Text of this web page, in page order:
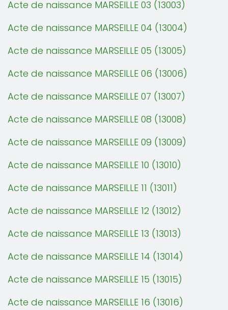
Acte de naissance MARSEILLE 03 (13003)
Acte de naissance MARSEILLE 04 (13004)
Acte de naissance MARSEILLE 05 (13005)
Acte de naissance MARSEILLE 06 (13006)
Acte de naissance MARSEILLE 07 (13007)
Acte de naissance MARSEILLE 08 (13008)
Acte de naissance MARSEILLE 09 (13009)
Acte de naissance MARSEILLE 10 (13010)
Acte de naissance MARSEILLE 11 (13011)
Acte de naissance MARSEILLE 12 (13012)
Acte de naissance MARSEILLE 13 (13013)
Acte de naissance MARSEILLE 14 (13014)
Acte de naissance MARSEILLE 15 (13015)
Acte de naissance MARSEILLE 16 (13016)